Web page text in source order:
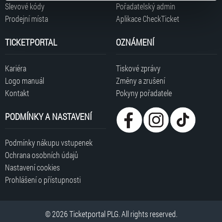
typy cookies používáme, naleznete níže. Možnosti
zpracování upravíte zaškrtnutím příslušné varianty. Svoji
„Cookies a jejich nastavení“.
Slevové kódy
Prodejní místa
Pořadatelský admin
Aplikace CheckTicket
TICKETPORTAL
Kariéra
Logo manuál
Kontakt
OZNÁMENÍ
Tiskové zprávy
Změny a zrušení
Pokyny pořadatele
PODMÍNKY A NASTAVENÍ
Podmínky nákupu vstupenek
Ochrana osobních údajů
Nastavení cookies
Prohlášení o přístupnosti
© 2026 Ticketportal PLG. All rights reserved.